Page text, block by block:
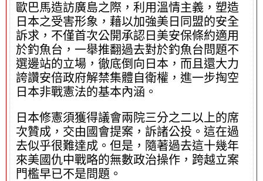
歐巴馬造訪廣島之際，利用溫情主義，塑造
日本之受害形象，藉以加強美日同盟的安全
訴求，不僅首次公開承認日美安保條約適用
於釣魚台，一舉推翻過去對於釣魚台問題不
選邊站的立場，徹底倒向日本，而且還大力
誇讚安倍政府解禁集體自衛權，進一步掏空
日本非戰憲法的基本內涵。
日本修憲須獲得議會兩院三分之二以上的席
次贊成，交由國會提案，訴諸公投。這在過
去似乎很難達成。但是，隨著過去這十幾年
來美國仇中戰略的無數政治操作，跨越立案
門檻早已不是問題。